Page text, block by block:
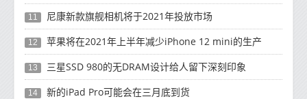
11 尼康新款旗舰相机将于2021年投放市场
12 苹果将在2021年上半年减少iPhone 12 mini的生产
13 三星SSD 980的无DRAM设计给人留下深刻印象
14 新的iPad Pro可能会在三月底到货